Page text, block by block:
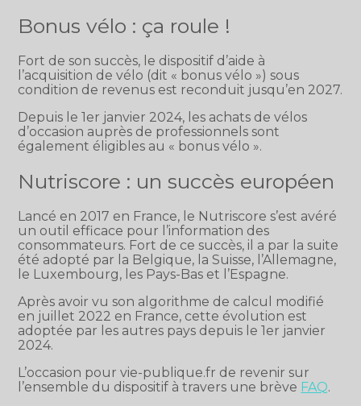
Bonus vélo : ça roule !
Fort de son succès, le dispositif d’aide à
l’acquisition de vélo (dit « bonus vélo ») sous
condition de revenus est reconduit jusqu’en 2027.
Depuis le 1er janvier 2024, les achats de vélos
d’occasion auprès de professionnels sont
également éligibles au « bonus vélo ».
Nutriscore : un succès européen
Lancé en 2017 en France, le Nutriscore s’est avéré
un outil efficace pour l’information des
consommateurs. Fort de ce succès, il a par la suite
été adopté par la Belgique, la Suisse, l’Allemagne,
le Luxembourg, les Pays-Bas et l’Espagne.
Après avoir vu son algorithme de calcul modifié
en juillet 2022 en France, cette évolution est
adoptée par les autres pays depuis le 1er janvier
2024.
L’occasion pour vie-publique.fr de revenir sur
l’ensemble du dispositif à travers une brève FAQ.